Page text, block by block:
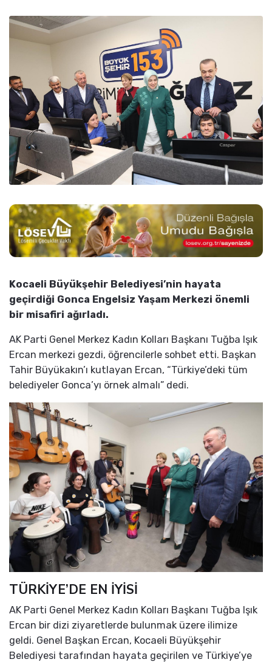
Kocaeli Büyükşehir Belediyesi’nin hayata
geçirdiği Gonca Engelsiz Yaşam Merkezi önemli
bir misafiri ağırladı.
AK Parti Genel Merkez Kadın Kolları Başkanı Tuğba Işık
Ercan merkezi gezdi, öğrencilerle sohbet etti. Başkan
Tahir Büyükakın’ı kutlayan Ercan, “Türkiye’deki tüm
belediyeler Gonca’yı örnek almalı” dedi.
TÜRKİYE’DE EN İYİSİ
AK Parti Genel Merkez Kadın Kolları Başkanı Tuğba Işık
Ercan bir dizi ziyaretlerde bulunmak üzere ilimize
geldi. Genel Başkan Ercan, Kocaeli Büyükşehir
Belediyesi tarafından hayata geçirilen ve Türkiye’ye